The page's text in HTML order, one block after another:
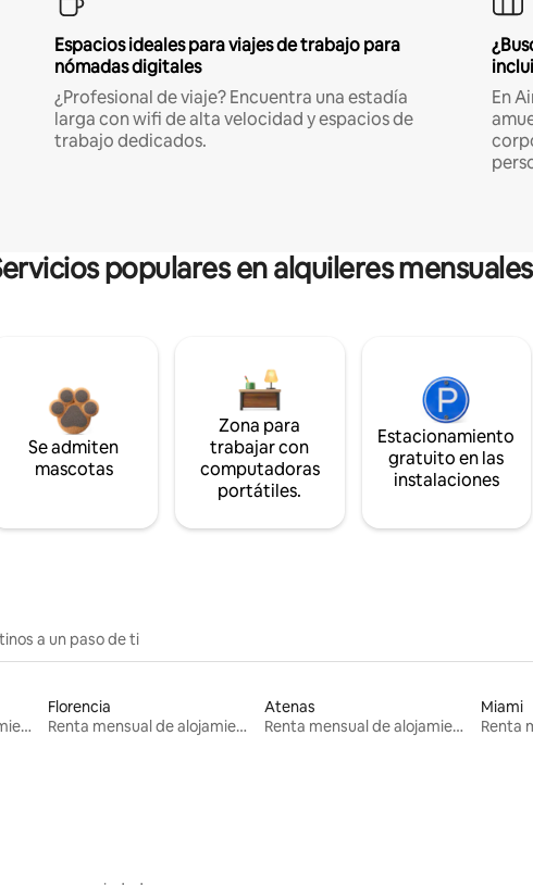
Espacios ideales para viajes de trabajo para
nómadas digitales
¿Profesional de viaje? Encuentra una estadía
larga con wifi de alta velocidad y espacios de
trabajo dedicados.
En
populares en alquileres mensuales
Se admiten
mascotas
Zona para
trabajar con
computadoras
portátiles.
Estacionamiento
gratuito en las
instalaciones
a un paso de ti
Renta mensual de alojamientos
Florencia
Renta mensual de alojamientos
Atenas
Renta mensual de alojamientos
Miami